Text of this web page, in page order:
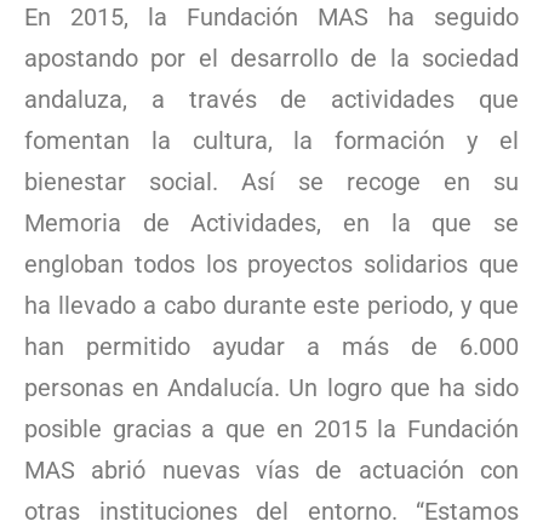
En 2015, la Fundación MAS ha seguido
apostando por el desarrollo de la sociedad
andaluza, a través de actividades que
fomentan la cultura, la formación y el
bienestar social. Así se recoge en su
Memoria de Actividades, en la que se
engloban todos los proyectos solidarios que
ha llevado a cabo durante este periodo, y que
han permitido ayudar a más de 6.000
personas en Andalucía. Un logro que ha sido
posible gracias a que en 2015 la Fundación
MAS abrió nuevas vías de actuación con
otras instituciones del entorno. “Estamos